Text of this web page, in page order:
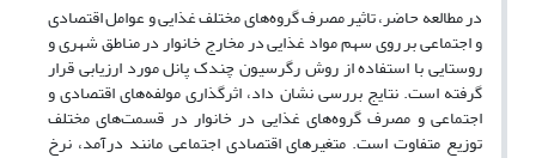
در مطالعه حاضر، تاثیر مصرف گروه‌های مختلف غذایی و عوامل اقتصادی
و اجتماعی بر روی سهم مواد غذایی در مخارج خانوار در مناطق شهری و
روستایی با استفاده از روش رگرسیون چندک پانل مورد ارزیابی قرار
گرفته است. نتایج بررسی نشان داد، اثر‌گذاری مولفه‌های اقتصادی و
اجتماعی و مصرف گروه‌های غذایی در خانوار در قسمت‌های مختلف
توزیع متفاوت است. متغیر‌های اقتصادی اجتماعی مانند درآمد، نرخ